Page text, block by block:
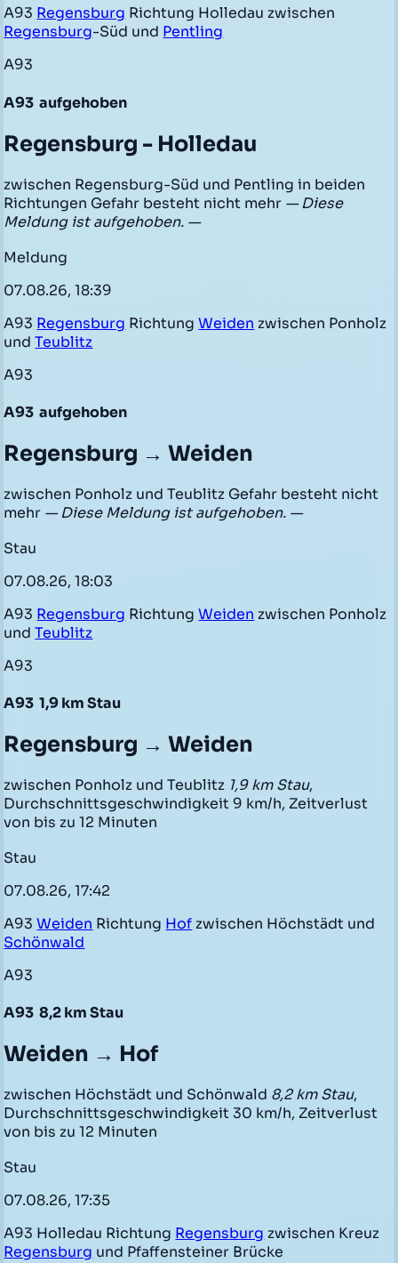
A93 Regensburg Richtung Holledau zwischen
Regensburg-Süd und Pentling
A93
A93 aufgehoben
Regensburg - Holledau
zwischen Regensburg-Süd und Pentling in beiden
Richtungen Gefahr besteht nicht mehr — Diese
Meldung ist aufgehoben. —
Meldung
07.08.26, 18:39
A93 Regensburg RichtungWeiden zwischen Ponholz
undTeublitz
A93
A93 aufgehoben
Regensburg → Weiden
zwischen Ponholz und Teublitz Gefahr besteht nicht
mehr — Diese Meldung ist aufgehoben. —
Stau
07.08.26, 18:03
A93 Regensburg RichtungWeiden zwischen Ponholz
undTeublitz
A93
A93 1,9 km Stau
Regensburg → Weiden
zwischen Ponholz und Teublitz 1,9 km Stau,
Durchschnittsgeschwindigkeit 9 km/h, Zeitverlust
von bis zu 12 Minuten
Stau
07.08.26, 17:42
A93Weiden Richtung Hof zwischen Höchstädt und
Schönwald
A93
A93 8,2 km Stau
Weiden → Hof
zwischen Höchstädt und Schönwald 8,2 km Stau,
Durchschnittsgeschwindigkeit 30 km/h, Zeitverlust
von bis zu 12 Minuten
Stau
07.08.26, 17:35
A93 Holledau Richtung Regensburg zwischen Kreuz
Regensburg und Pfaffensteiner Brücke